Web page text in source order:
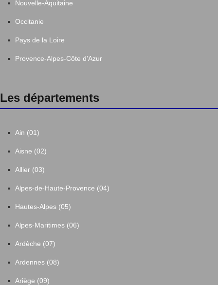
Nouvelle-Aquitaine
Occitanie
Pays de la Loire
Provence-Alpes-Côte d'Azur
Les départements
Ain (01)
Aisne (02)
Allier (03)
Alpes-de-Haute-Provence (04)
Hautes-Alpes (05)
Alpes-Maritimes (06)
Ardèche (07)
Ardennes (08)
Ariège (09)